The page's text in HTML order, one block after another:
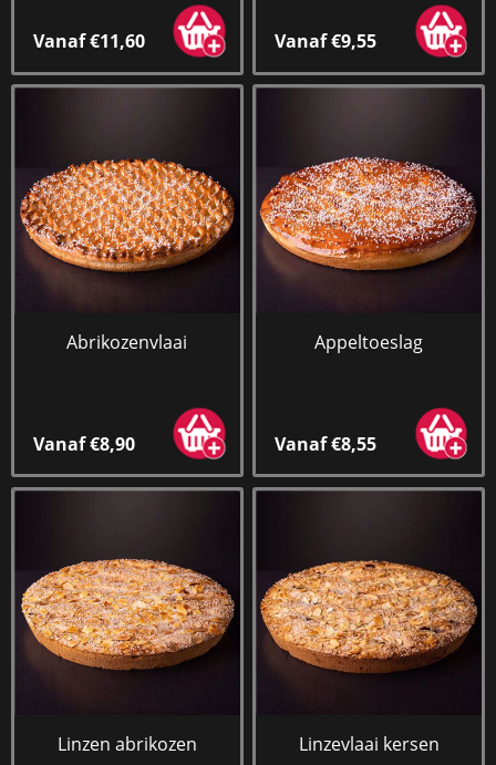
Vanaf €11,60 Vanaf €9,55
Abrikozenvlaai
Vanaf €8,90
Appeltoeslag
Vanaf €8,55
Linzen abrikozen Linzevlaai kersen